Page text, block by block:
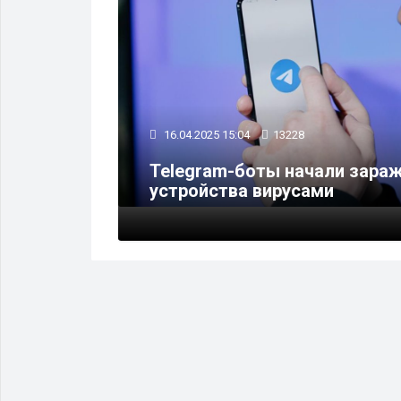
16.04.2025 15:04 13228
Telegram-боты начали
устройства вирусами